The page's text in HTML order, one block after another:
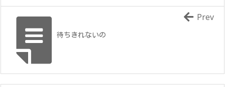
待ちきれないの
Prev